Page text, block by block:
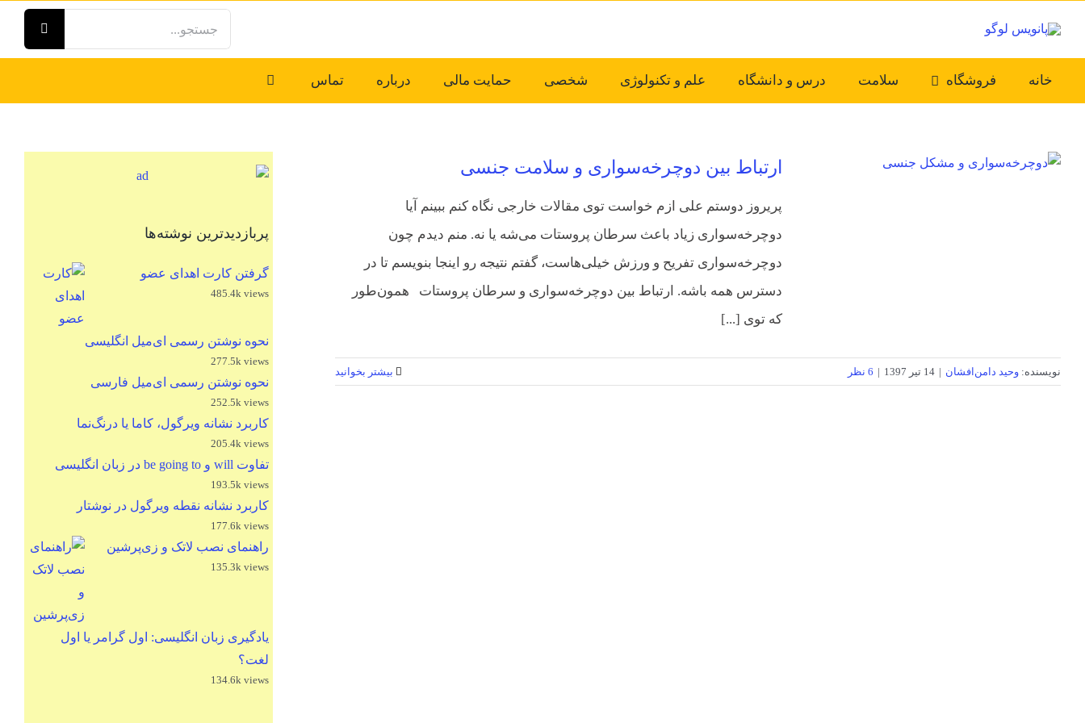
content
خانه فروشگاه سلامت درس و دانشگاه علم و تکنولوژی شخصی حمایت مالی درباره تماس
ارتباط بین دوچرخه‌سواری و سلامت جنسی
پریروز دوستم علی ازم خواست توی مقالات خارجی نگاه کنم ببینم آیا
دوچرخه‌سواری زیاد باعث سرطان پروستات می‌شه یا نه. منم دیدم چون
دوچرخه‌سواری تفریح و ورزش خیلی‌هاست، گفتم نتیجه رو اینجا بنویسم تا در
دسترس همه باشه. ارتباط بین دوچرخه‌سواری و سرطان پروستات همون‌طور
که توی [...]
نویسنده: وحید دامن‌افشان | 14 تیر 1397 | 6 نظر بیشتر بخوانید
پربازدیدترین نوشته‌ها
گرفتن کارت اهدای عضو
485.4k views
نحوه نوشتن رسمی ای‌میل انگلیسی
277.5k views
نحوه نوشتن رسمی ای‌میل فارسی
252.5k views
کاربرد نشانه ویرگول، کاما یا درنگ‌نما
205.4k views
تفاوت will و be going to در زبان انگلیسی
193.5k views
کاربرد نشانه نقطه ویرگول در نوشتار
177.6k views
راهنمای نصب لاتک و زی‌پرشین
135.3k views
یادگیری زبان انگلیسی: اول گرامر یا اول
لغت؟
134.6k views